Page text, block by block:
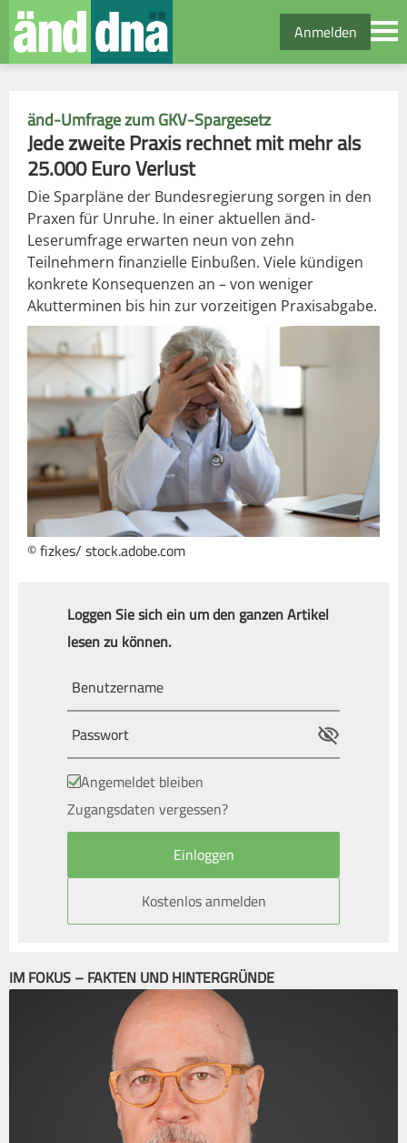
Anmelden
änd-Umfrage zum GKV-Spargesetz
Jede zweite Praxis rechnet mit mehr als
25.000 Euro Verlust
Die Sparpläne der Bundesregierung sorgen in den
Praxen für Unruhe. In einer aktuellen änd-
Leserumfrage erwarten neun von zehn
Teilnehmern finanzielle Einbußen. Viele kündigen
konkrete Konsequenzen an – von weniger
Akutterminen bis hin zur vorzeitigen Praxisabgabe.
© fizkes/ stock.adobe.com
Loggen Sie sich ein um den ganzen Artikel
lesen zu können.
Angemeldet bleiben
Zugangsdaten vergessen?
Kostenlos anmelden
IM FOKUS – FAKTEN UND HINTERGRÜNDE